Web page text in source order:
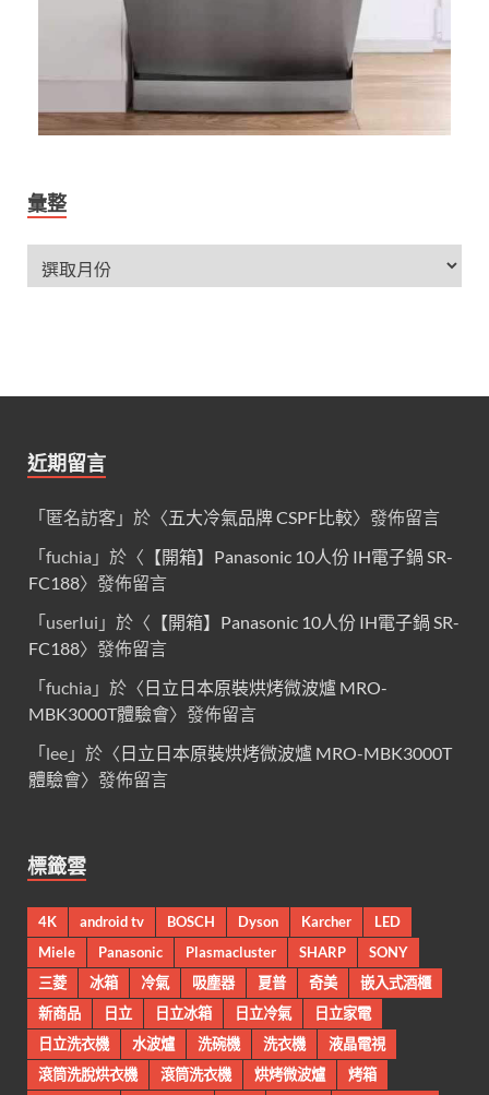
彙整
近期留言
「匿名訪客 」於〈五大冷氣品牌 CSPF比較〉發佈留言
「fuchia 」於〈 【開箱】Panasonic 10人份 IH電子鍋 SR-
FC188〉發佈留言
「userIui 」於〈 【開箱】Panasonic 10人份 IH電子鍋 SR-
FC188〉發佈留言
「fuchia 」於〈日立日本原裝烘烤微波爐 MRO-
MBK3000T體驗會〉發佈留言
「lee 」於〈日立日本原裝烘烤微波爐 MRO-MBK3000T
體驗會〉發佈留言
標籤雲
4K android tv BOSCH Dyson Karcher
LED
Miele
Panasonic Plasmacluster SHARP
SONY
三菱
冰箱 冷氣 吸塵器 夏普 奇美
嵌入式酒櫃
新商品
日立 日立冰箱 日立冷氣
日立家電
日立洗衣機
水波爐 洗碗機 洗衣機
液晶電視
滾筒洗脫烘衣機
滾筒洗衣機 烘烤微波爐 烤箱